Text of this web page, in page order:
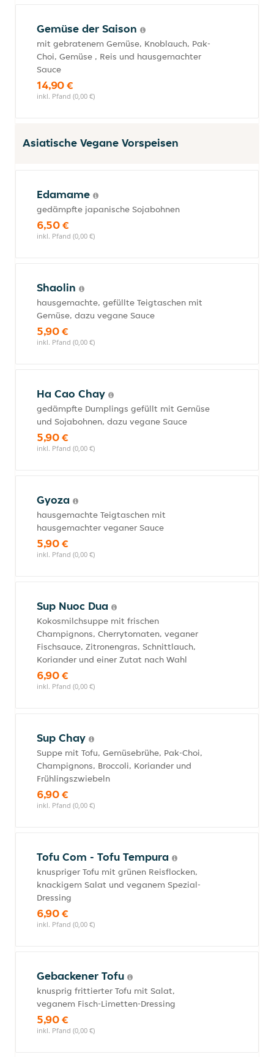
Gemüse der Saison
mit gebratenem Gemüse, Knoblauch, Pak-
Choi, Gemüse , Reis und hausgemachter
Sauce
14,90 €
inkl. Pfand (0,00 €)
Asiatische Vegane Vorspeisen
Edamame
gedämpfte japanische Sojabohnen
6,50 €
inkl. Pfand (0,00 €)
Shaolin
hausgemachte, gefüllte Teigtaschen mit
Gemüse, dazu vegane Sauce
5,90 €
inkl. Pfand (0,00 €)
Ha Cao Chay
gedämpfte Dumplings gefüllt mit Gemüse
und Sojabohnen, dazu vegane Sauce
5,90 €
inkl. Pfand (0,00 €)
Gyoza
hausgemachte Teigtaschen mit
hausgemachter veganer Sauce
5,90 €
inkl. Pfand (0,00 €)
Sup Nuoc Dua
Kokosmilchsuppe mit frischen
Champignons, Cherrytomaten, veganer
Fischsauce, Zitronengras, Schnittlauch,
Koriander und einer Zutat nach Wahl
6,90 €
inkl. Pfand (0,00 €)
Sup Chay
Suppe mit Tofu, Gemüsebrühe, Pak-Choi,
Champignons, Broccoli, Koriander und
Frühlingszwiebeln
6,90 €
inkl. Pfand (0,00 €)
Tofu Com - Tofu Tempura
knuspriger Tofu mit grünen Reisflocken,
knackigem Salat und veganem Spezial-
Dressing
6,90 €
inkl. Pfand (0,00 €)
Gebackener Tofu
knusprig frittierter Tofu mit Salat,
veganem Fisch-Limetten-Dressing
5,90 €
inkl. Pfand (0,00 €)